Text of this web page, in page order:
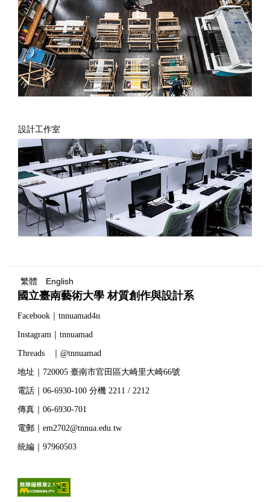
設計工作室
繁體 English
國立臺南藝術大學 材質創作與設計系
Facebook｜tnnuamad4u
Instagram｜tnnuamad
Threads ｜@tnnuamad
地址｜720005 臺南市官田區大崎里大崎66號
電話｜06-6930-100 分機 2211 / 2212
傳真｜06-6930-701
電郵｜em2702@tnnua.edu.tw
統編｜97960503